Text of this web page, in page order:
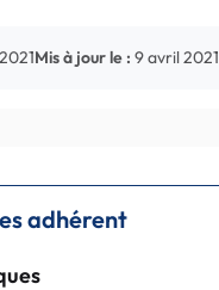
Mis à jour le : 9 avril 2021
adhérent